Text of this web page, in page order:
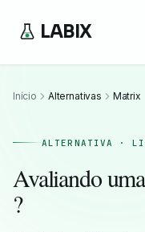
LABIX
Início Alternativas Matrix
ALTERNATIVA ·
Avaliando
?